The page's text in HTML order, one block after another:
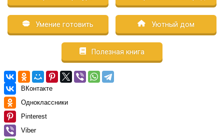
Умение готовить Уютный дом
Полезная книга
ВКонтакте
Одноклассники
Pinterest
Viber